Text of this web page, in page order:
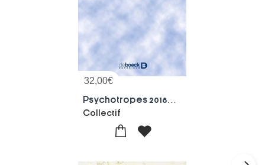
32,00€
Collectif